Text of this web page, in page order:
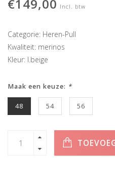
€149,00 Incl. btw
Categorie: Heren-Pull
Kwaliteit: merinos
Kleur: l.beige
Maak een keuze: *
48 54 56